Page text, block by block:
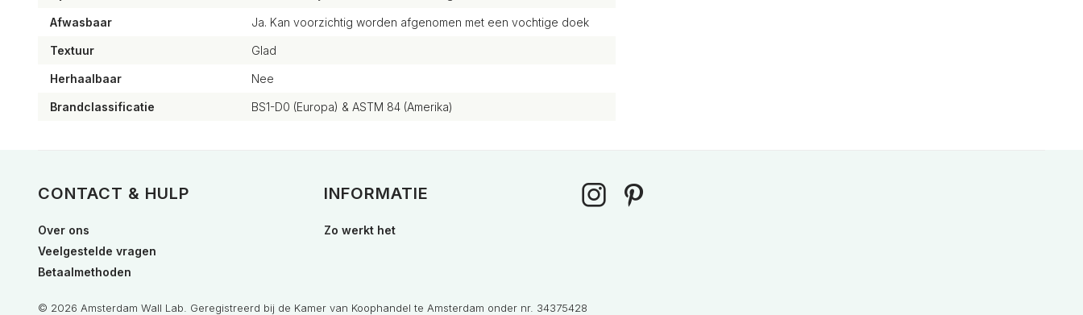
Afwasbaar Ja. Kan voorzichtig worden afgenomen met een vochtige doek
Textuur Glad
Herhaalbaar Nee
Brandclassificatie BS1-D0 (Europa) & ASTM 84 (Amerika)
CONTACT & HULP
Over ons
Veelgestelde vragen
Betaalmethoden
INFORMATIE
Zo werkt het
© 2026 Amsterdam Wall Lab. Geregistreerd bij de Kamer van Koophandel te Amsterdam onder nr. 34375428